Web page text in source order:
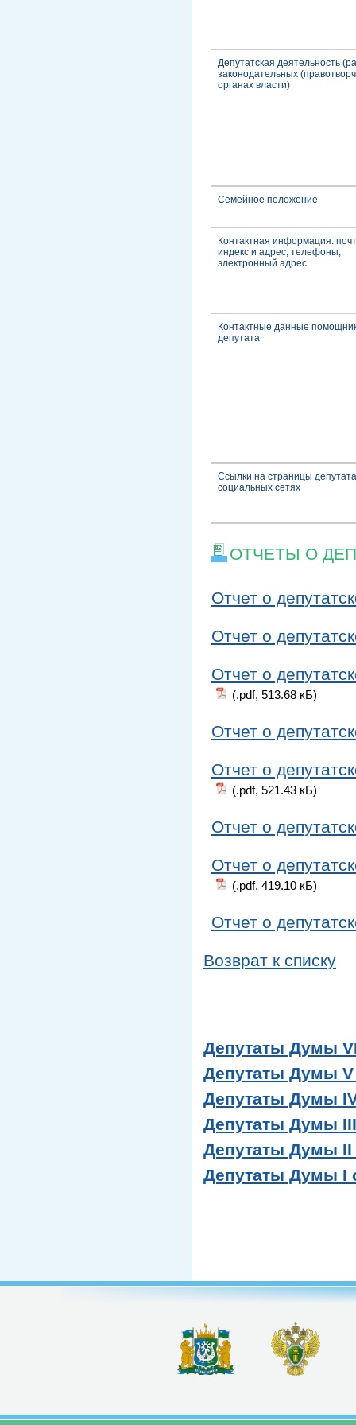
Депутатская деятельность
законодательных
органах власти)
Семейное положение
Контактная информация:
индекс и адрес, телефоны,
электронный адрес
Контактные данные
депутата
Ссылки на страницы
социальных сетях
ОТЧЕТЫ О
Отчет о
Отчет о
Отчет о
(.pdf, 513.68 кБ)
Отчет о
Отчет о
(.pdf, 521.43 кБ)
Отчет о
Отчет о
(.pdf, 419.10 кБ)
Отчет о
Возврат к списку
Депутаты Думы VI
Депутаты Думы V
Депутаты Думы IV
Депутаты Думы III
Депутаты Думы II
Депутаты Думы I